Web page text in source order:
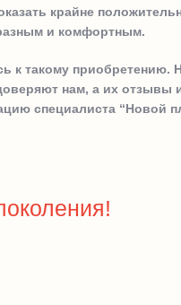
крайне
и комфортным.
к такому
нам, а их отзывы
специалиста “Новой